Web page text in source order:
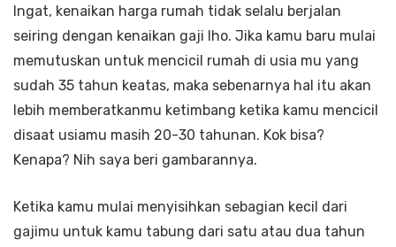
Ingat, kenaikan harga rumah tidak selalu berjalan
seiring dengan kenaikan gaji lho. Jika kamu baru mulai
memutuskan untuk mencicil rumah di usia mu yang
sudah 35 tahun keatas, maka sebenarnya hal itu akan
lebih memberatkanmu ketimbang ketika kamu mencicil
disaat usiamu masih 20-30 tahunan. Kok bisa?
Kenapa? Nih saya beri gambarannya.
Ketika kamu mulai menyisihkan sebagian kecil dari
gajimu untuk kamu tabung dari satu atau dua tahun